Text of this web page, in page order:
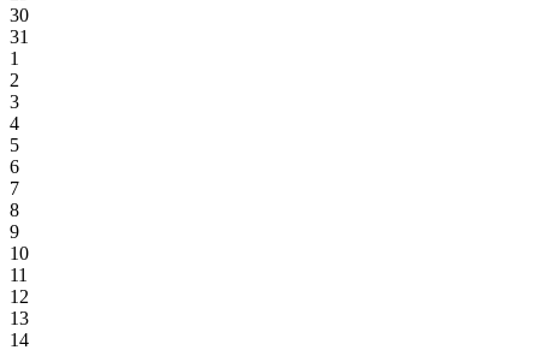
30
31
1
2
3
4
5
6
7
8
9
10
11
12
13
14